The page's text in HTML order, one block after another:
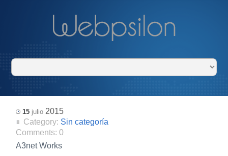
15 julio 2015
Category: Sin categoría
Comments:0
A3net Works